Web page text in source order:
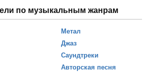
по музыкальным жанрам
Метал
Джаз
Саундтреки
Авторская песня